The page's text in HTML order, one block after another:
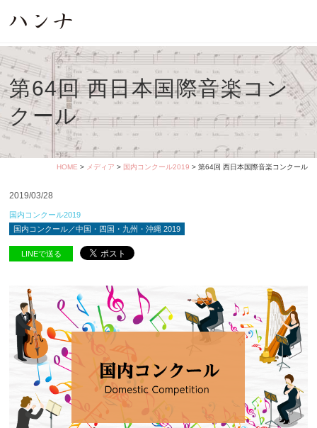
第64回 西日本国際音楽コン
クール
HOME > メディア > 国内コンクール2019 > 第64回 西日本国際音楽コンクール
2019/03/28
国内コンクール2019
国内コンクール／中国・四国・九州・沖縄 2019
LINEで送る